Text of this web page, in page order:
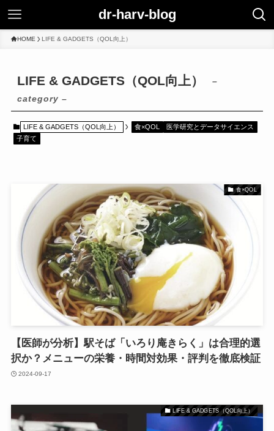
dr-harv-blog
HOME LIFE & GADGETS（QOL向上）
LIFE & GADGETS（QOL向上）
–
category –
LIFE & GADGETS（QOL向上） 食×QOL
医学研究とデータサイエンス
子育て
食×QOL
【医師が分析】駅そば「いろり庵きらく」は合理的選
択か？メニューの栄養・時間対効果・評判を徹底検証
2024-09-17
LIFE & GADGETS（QOL向上）